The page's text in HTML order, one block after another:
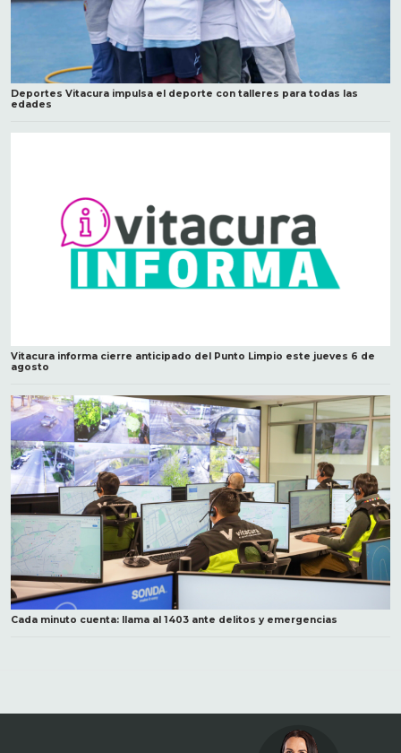
Deportes Vitacura impulsa el deporte con talleres para todas las
edades
Vitacura informa cierre anticipado del Punto Limpio este jueves 6 de
agosto
Cada minuto cuenta: llama al 1403 ante delitos y emergencias